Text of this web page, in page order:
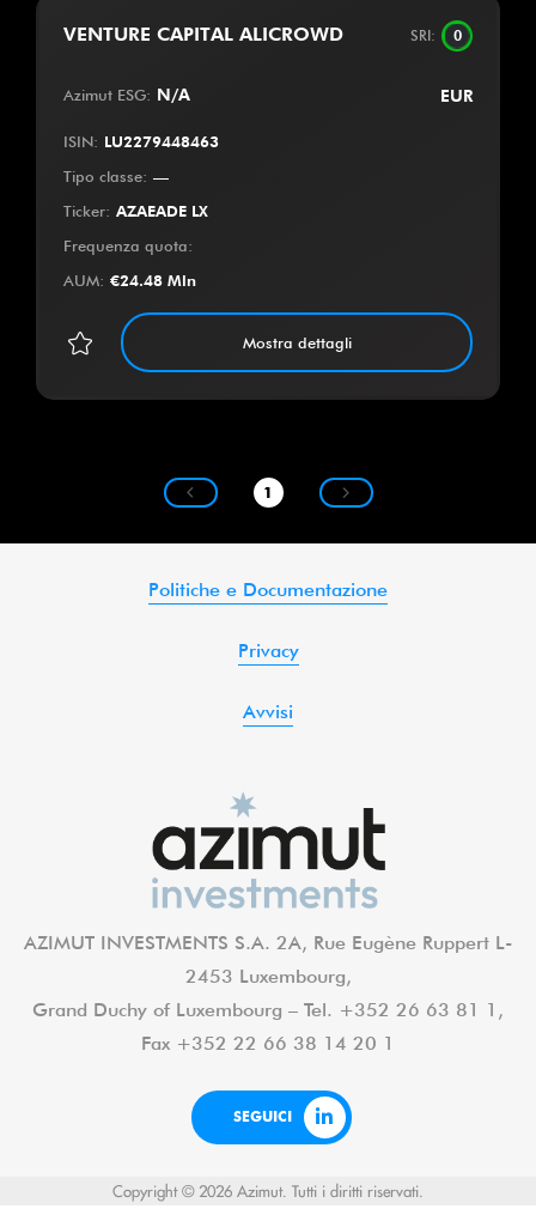
VENTURE CAPITAL ALICROWD SRI: 0
Azimut ESG: N/A EUR
ISIN: LU2279448463
Tipo classe: —
Ticker: AZAEADE LX
Frequenza quota:
AUM: €24.48 Mln
Mostra dettagli
1
Politiche e Documentazione
Privacy
Avvisi
AZIMUT INVESTMENTS S.A. 2A, Rue Eugène Ruppert L-
2453 Luxembourg,
Grand Duchy of Luxembourg – Tel. +352 26 63 81 1,
Fax +352 22 66 38 14 20 1
SEGUICI
Copyright © 2026 Azimut. Tutti i diritti riservati.